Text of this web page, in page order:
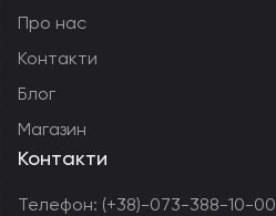
Про нас
Контакти
Блог
Магазин
Контакти
Телефон: (+38)-073-388-10-00